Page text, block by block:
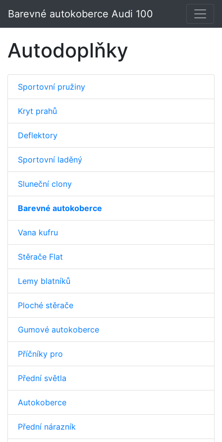
Barevné autokoberce Audi 100
Autodoplňky
Sportovní pružiny
Kryt prahů
Deflektory
Sportovní laděný
Sluneční clony
Barevné autokoberce
Vana kufru
Stěrače Flat
Lemy blatníků
Ploché stěrače
Gumové autokoberce
Příčníky pro
Přední světla
Autokoberce
Přední nárazník